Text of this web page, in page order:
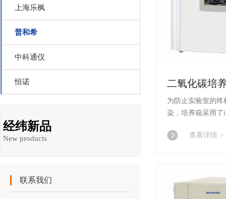
上海乐枫
普和希
中科通仪
恒诺
经纬新品
New products
联系我们
为防止实验室的
染，培养箱采用了
消(过氧化氢) 毒灭
查看详情 >